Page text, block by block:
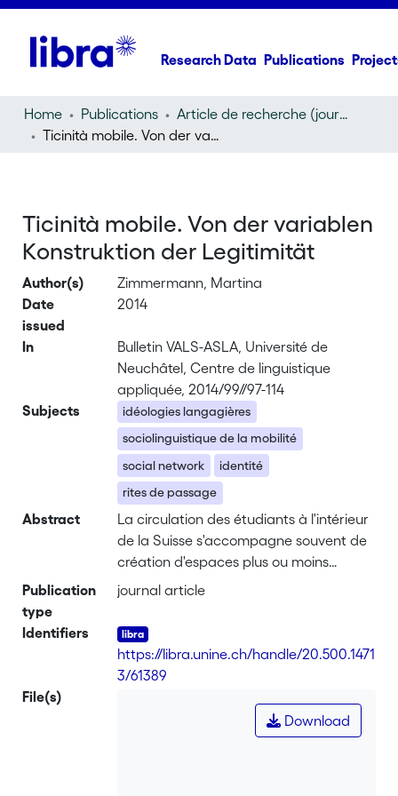
Research Data Publications
Home Publications
Article de recherche (journal article)
Ticinità mobile. Von der variablen Konstruktion der Legitimität
Ticinità mobile. Von der variablen
Konstruktion der Legitimität
Author(s)
Zimmermann, Martina
Date
issued
2014
In
Bulletin VALS-ASLA, Université de
Neuchâtel, Centre de linguistique
appliquée, 2014/99//97-114
Subjects
idéologies langagières
sociolinguistique de la mobilité
social network
identité
rites de passage
Abstract
La circulation des étudiants à l'intérieur
de la Suisse s'accompagne souvent de
création d'espaces plus ou moins
institutionnalisés, comme les
fonction de fédérer les étudiants issus
de régions linguistiques autres que celle
de la communauté d'accueil. C'est le
tout en s'installant en Suisse
alémanique, s'insèrent dans des
Publication
type
journal article
Identifiers
https://libra.unine.ch/handle/20.500.1471
3/61389
File(s)
Download